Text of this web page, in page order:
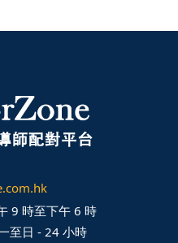
9 時至下午 6 時
至日 - 24 小時